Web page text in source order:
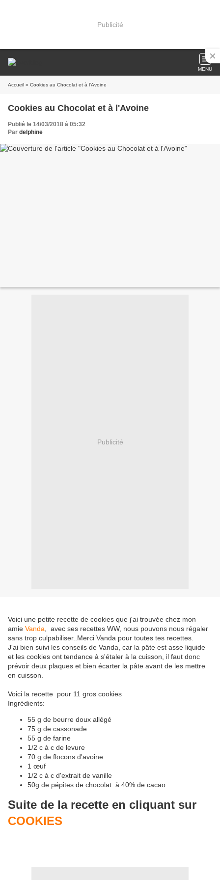
Publicité
MENU
Accueil » Cookies au Chocolat et à l'Avoine
Cookies au Chocolat et à l'Avoine
Publié le 14/03/2018 à 05:32
Par delphine
Publicité
Voici une petite recette de cookies que j'ai trouvée chez mon
amie Vanda , avec ses recettes WW, nous pouvons nous régaler
sans trop culpabiliser..Merci Vanda pour toutes tes recettes.
J'ai bien suivi les conseils de Vanda, car la pâte est asse liquide
et les cookies ont tendance à s'étaler à la cuisson, il faut donc
prévoir deux plaques et bien écarter la pâte avant de les mettre
en cuisson.
Voici la recette pour 11 gros cookies
Ingrédients:
55 g de beurre doux allégé
75 g de cassonade
55 g de farine
1/2 c à c de levure
70 g de flocons d'avoine
1 œuf
1/2 c à c d'extrait de vanille
50g de pépites de chocolat à 40% de cacao
Suite de la recette en cliquant sur
COOKIES